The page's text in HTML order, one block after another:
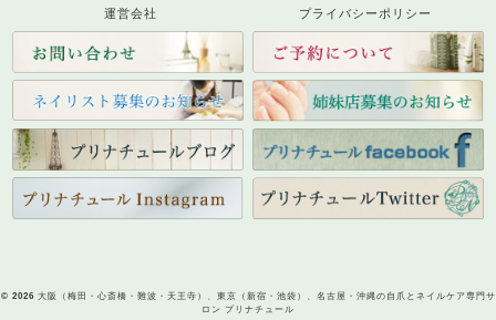
運営会社 プライバシーポリシー
© 2026 大阪（梅田・心斎橋・難波・天王寺）、東京（新宿・池袋）、名古屋・沖縄の自爪とネイルケア専門サ
ロン プリナチュール